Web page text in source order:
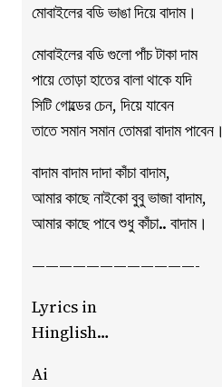
মোবাইলের বডি ভাঙা দিয়ে বাদাম।
মোবাইলের বডি গুলো পাঁচ টাকা দাম
পায়ে তোড়া হাতের বালা থাকে যদি
সিটি গোল্ডের চেন, দিয়ে যাবেন
তাতে সমান সমান তোমরা বাদাম পাবেন।
বাদাম বাদাম দাদা কাঁচা বাদাম,
আমার কাছে নাইকো বুবু ভাজা বাদাম,
আমার কাছে পাবে শুধু কাঁচা.. বাদাম।
————————————-
Lyrics in
Hinglish…
Ai